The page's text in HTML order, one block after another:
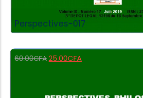
Perspectives-017
60.00CFA 25.00CFA